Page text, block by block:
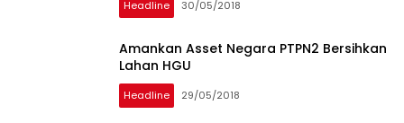
Headline 30/05/2018
Amankan Asset Negara PTPN2 Bersihkan
Lahan HGU
Headline 29/05/2018